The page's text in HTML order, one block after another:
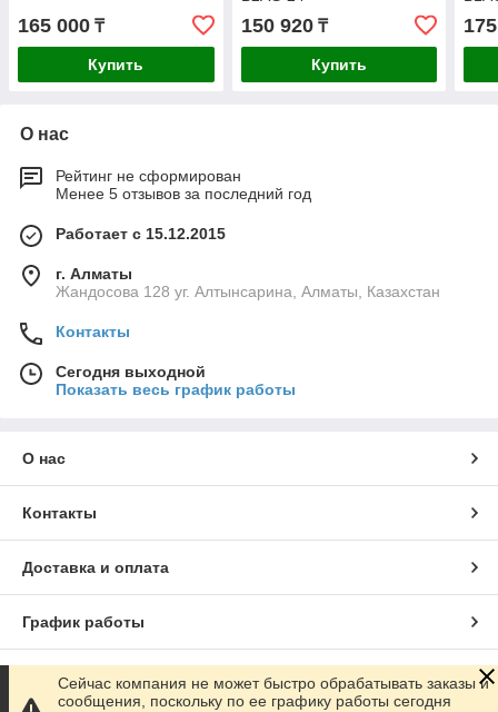
165 000 ₸
Купить
150 920₸
Купить
О нас
Рейтинг не сформирован
Менее 5 отзывов за последний год
Работает с 15.12.2015
г. Алматы
Жандосова 128 уг. Алтынсарина, Алматы, Казахстан
Контакты
Сегодня выходной
Показать весь график работы
О нас
Контакты
Доставка и оплата
График работы
Полная версия сайта
Сейчас компания не может быстро обрабатывать заказы и
сообщения, поскольку по ее графику работы сегодня